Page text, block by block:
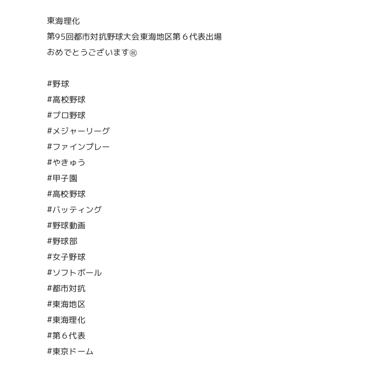
東海理化
第95回都市対抗野球大会東海地区第６代表出場
おめでとうございます㊗️
#野球
#高校野球
#プロ野球
#メジャーリーグ
#ファインプレー
#やきゅう
#甲子園
#高校野球
#バッティング
#野球動画
#野球部
#女子野球
#ソフトボール
#都市対抗
#東海地区
#東海理化
#第６代表
#東京ドーム